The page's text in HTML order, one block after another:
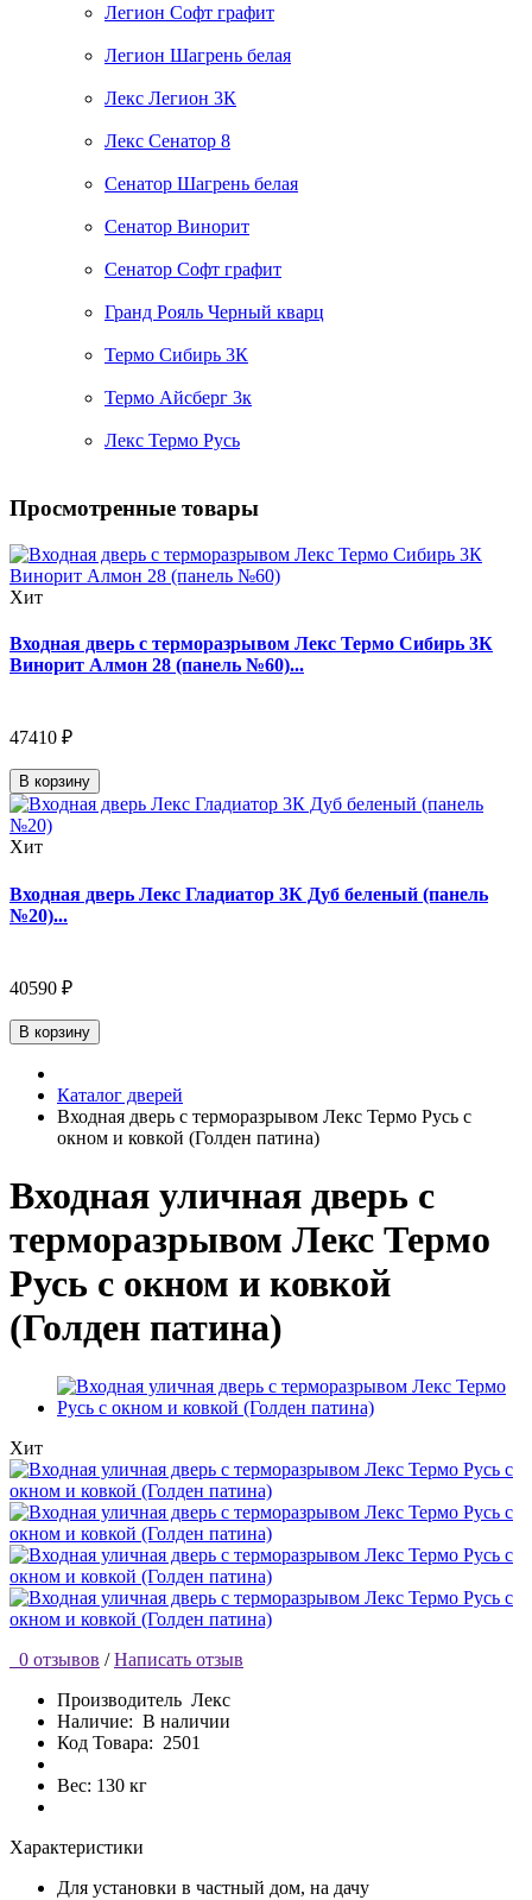
Легион Софт графит
Легион Шагрень белая
Лекс Легион 3К
Лекс Сенатор 8
Сенатор Шагрень белая
Сенатор Винорит
Сенатор Софт графит
Гранд Рояль Черный кварц
Термо Сибирь 3К
Термо Айсберг 3к
Лекс Термо Русь
Просмотренные товары
Хит
Входная дверь с терморазрывом Лекс Термо Сибирь 3К
Винорит Алмон 28 (панель №60)...
47410 ₽
В корзину
Хит
Входная дверь Лекс Гладиатор 3К Дуб беленый (панель
№20)...
40590 ₽
В корзину
Каталог дверей
Входная дверь с терморазрывом Лекс Термо Русь с
окном и ковкой (Голден патина)
Входная уличная дверь с
терморазрывом Лекс Термо
Русь с окном и ковкой
(Голден патина)
Хит
0 отзывов / Написать отзыв
Производитель Лекс
Наличие: В наличии
Код Товара: 2501
Вес: 130 кг
Характеристики
Для установки в частный дом, на дачу